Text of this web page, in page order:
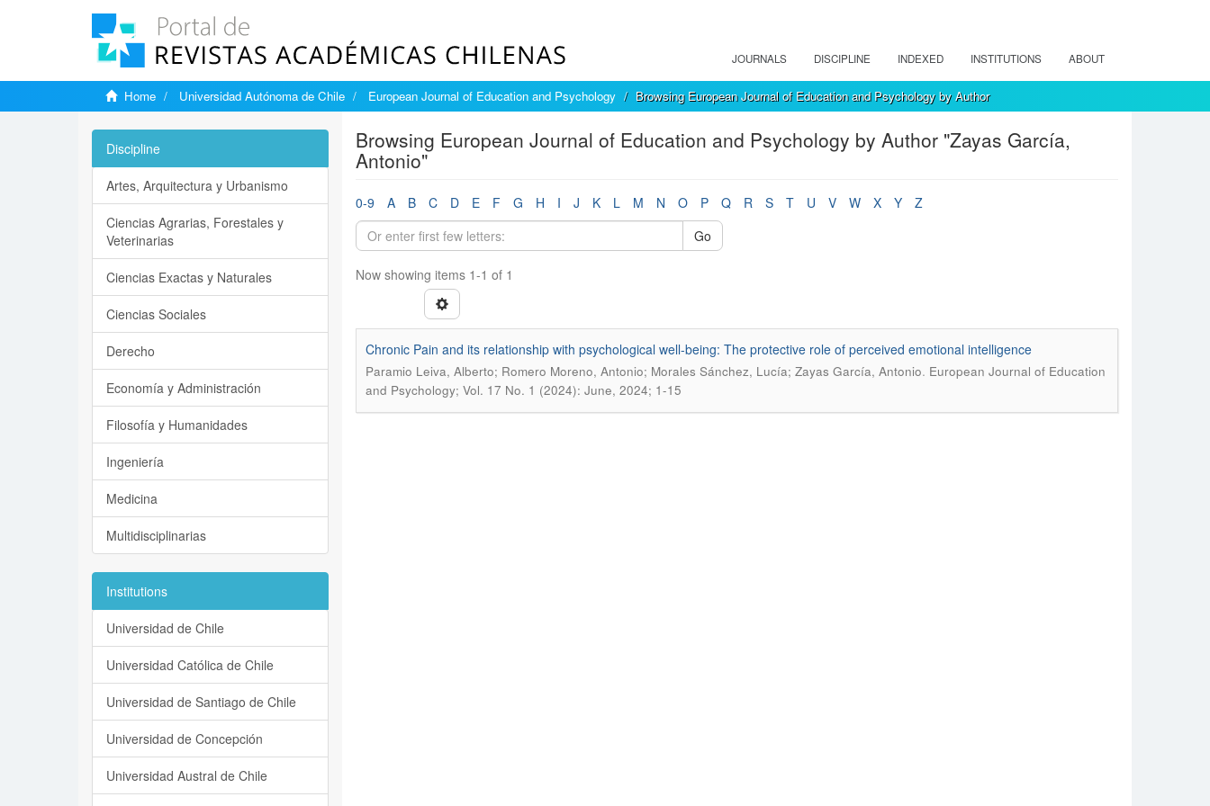
JOURNALS DISCIPLINE INDEXED INSTITUTIONS ABOUT
Home Universidad Autónoma de Chile European Journal of Education and Psychology Browsing European Journal of Education and Psychology by Author
Browsing European Journal of Education and Psychology by Author "Zayas García,
Antonio"
0-9 A B C D E F G H I J K L M N O P Q R S T U V W X Y
Z
Go
Now showing items 1-1 of 1
Chronic Pain and its relationship with psychological well-being: The protective role of perceived emotional intelligence
Paramio Leiva, Alberto; Romero Moreno, Antonio; Morales Sánchez, Lucía; Zayas García, Antonio. European Journal of Education
and Psychology; Vol. 17 No. 1 (2024): June, 2024; 1-15
Discipline
Artes, Arquitectura y Urbanismo
Ciencias Agrarias, Forestales y
Veterinarias
Ciencias Exactas y Naturales
Ciencias Sociales
Derecho
Economía y Administración
Filosofía y Humanidades
Ingeniería
Medicina
Multidisciplinarias
Institutions
Universidad de Chile
Universidad Católica de Chile
Universidad de Santiago de Chile
Universidad de Concepción
Universidad Austral de Chile